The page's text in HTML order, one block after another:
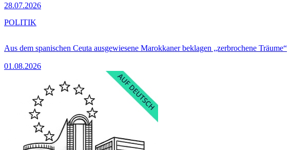
28.07.2026
Aus dem spanischen Ceuta ausgewiesene Marokkaner beklagen „zerbrochene Träume“
01.08.2026
POLITIK